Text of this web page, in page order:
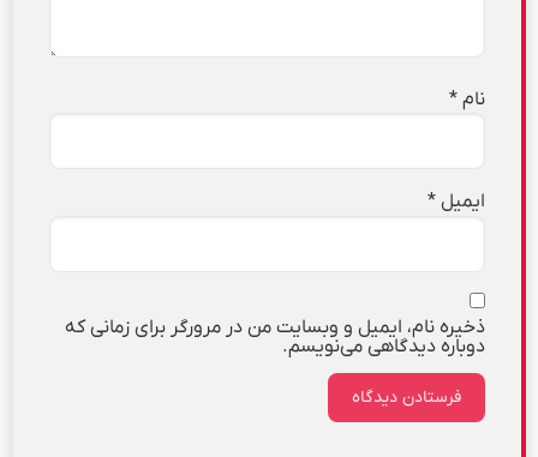
نام *
ایمیل *
ذخیره نام، ایمیل و وبسایت من در مرورگر برای زمانی که
دوباره دیدگاهی می‌نویسم.